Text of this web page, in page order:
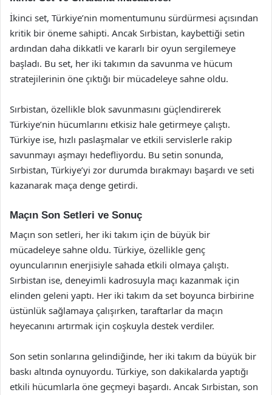
İkinci set, Türkiye’nin momentumunu sürdürmesi açısından
kritik bir öneme sahipti. Ancak Sırbistan, kaybettiği setin
ardından daha dikkatli ve kararlı bir oyun sergilemeye
başladı. Bu set, her iki takımın da savunma ve hücum
stratejilerinin öne çıktığı bir mücadeleye sahne oldu.
Sırbistan, özellikle blok savunmasını güçlendirerek
Türkiye’nin hücumlarını etkisiz hale getirmeye çalıştı.
Türkiye ise, hızlı paslaşmalar ve etkili servislerle rakip
savunmayı aşmayı hedefliyordu. Bu setin sonunda,
Sırbistan, Türkiye’yi zor durumda bırakmayı başardı ve seti
kazanarak maça denge getirdi.
Maçın Son Setleri ve Sonuç
Maçın son setleri, her iki takım için de büyük bir
mücadeleye sahne oldu. Türkiye, özellikle genç
oyuncularının enerjisiyle sahada etkili olmaya çalıştı.
Sırbistan ise, deneyimli kadrosuyla maçı kazanmak için
elinden geleni yaptı. Her iki takım da set boyunca birbirine
üstünlük sağlamaya çalışırken, taraftarlar da maçın
heyecanını artırmak için coşkuyla destek verdiler.
Son setin sonlarına gelindiğinde, her iki takım da büyük bir
baskı altında oynuyordu. Türkiye, son dakikalarda yaptığı
etkili hücumlarla öne geçmeyi başardı. Ancak Sırbistan, son